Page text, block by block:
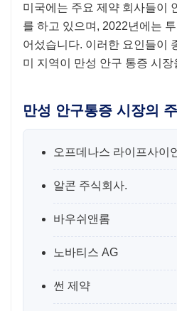
미국에는 주요 제약 회사들이
를 하고 있으며, 2022년에는
어섰습니다. 이러한 요인들이
미 지역이 만성 안구 통증 시
만성 안구통증 시장의
오프데나스 라이프사이
알콘 주식회사.
바우쉬앤롬
노바티스 AG
썬 제약